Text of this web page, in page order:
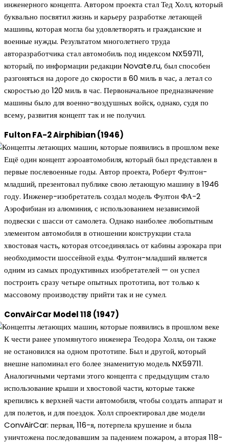
инженерного концепта. Автором проекта стал Тед Холл, который
буквально посвятил жизнь и карьеру разработке летающей
машины, которая могла бы удовлетворять и гражданские и
военные нужды. Результатом многолетнего труда
авторазработчика стал автомобиль под индексом NX59711,
который, по информации редакции Novate.ru, был способен
разгоняться на дороге до скорости в 60 миль в час, а летал со
скоростью до 120 миль в час. Первоначальное предназначение
машины было для военно-воздушных войск, однако, судя по
всему, развития концепт так и не получил.
Fulton FA-2 Airphibian (1946)
Ещё один концепт аэроавтомобиля, который был представлен в
первые послевоенные годы. Автор проекта, Роберт Фултон-
младший, презентовал публике свою летающую машину в 1946
году. Инженер-изобретатель создал модель Фултон ФА-2
Аэрофибиан из алюминия, с использованием независимой
подвески с шасси от самолета. Однако наиболее любопытным
элементом автомобиля в отношении конструкции стала
хвостовая часть, которая отсоединялась от кабины аэрокара при
необходимости шоссейной езды. Фултон-младший является
одним из самых продуктивных изобретателей — он успел
построить сразу четыре опытных прототипа, вот только к
массовому производству прийти так и не сумел.
ConvAirCar Model 118 (1947)
К чести ранее упомянутого инженера Теодора Холла, он также
не остановился на одном прототипе. Был и другой, который
внешне напоминал его более знаменитую модель NX59711.
Аналогичными чертами этого концепта с предыдущим стало
использование крыши и хвостовой части, которые также
крепились к верхней части автомобиля, чтобы создать аппарат и
для полетов, и для поездок. Холл спроектировал две модели
ConvAirCar: первая, 116-я, потерпела крушение и была
уничтожена последовавшим за падением пожаром, а вторая 118-